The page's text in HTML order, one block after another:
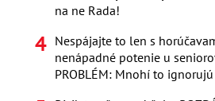
na ne Rada!
Nespájajte to len s
nenápadné potenie u
PROBLÉM: Mnohí to ignorujú